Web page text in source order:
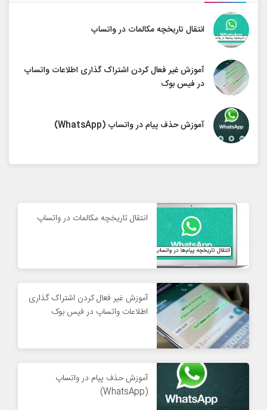
انتقال تاریخچه مکالمات در واتساپ
آموزش غیر فعال کردن اشتراک گذاری اطلاعات واتساپ
در فیس بوک
آموزش حذف پیام در واتساپ (WhatsApp)
انتقال تاریخچه مکالمات در واتساپ
آموزش غیر فعال کردن اشتراک گذاری
اطلاعات واتساپ در فیس بوک
آموزش حذف پیام در واتساپ
(WhatsApp)